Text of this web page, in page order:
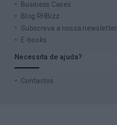
Business Cases
Blog RHBizz
Subscreva a nossa newsletter
E-books
Necessita de ajuda?
Contactos